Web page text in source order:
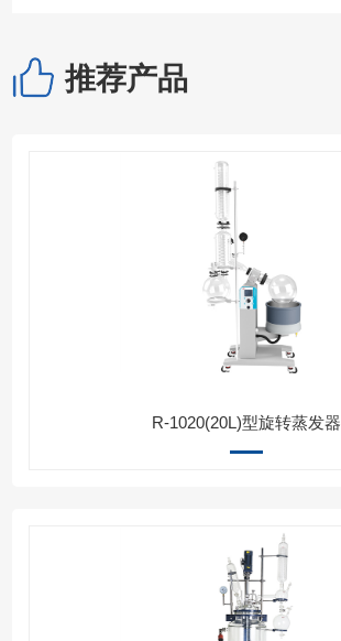
推荐产品
R-1020(20L)型旋转蒸发器